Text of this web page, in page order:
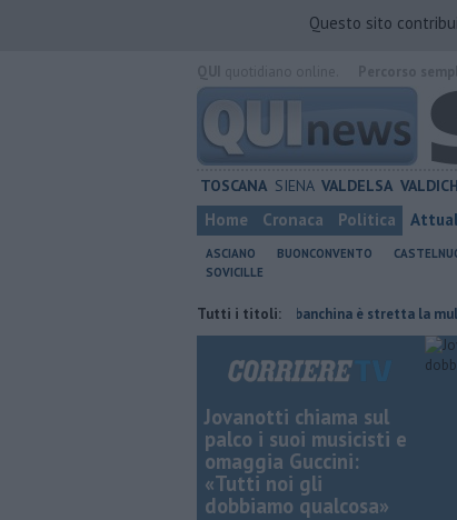
Questo sito
TOSCANA SIENA VALDELSA
Home Cronaca Politica
ASCIANO BUONCONVENTO
SOVICILLE
Tutti i titoli:
Autovelox, se la banchina è stretta la multa è
Jovanotti chiama sul
palco i suoi musicisti e
omaggia Guccini:
«Tutti noi gli
dobbiamo qualcosa»